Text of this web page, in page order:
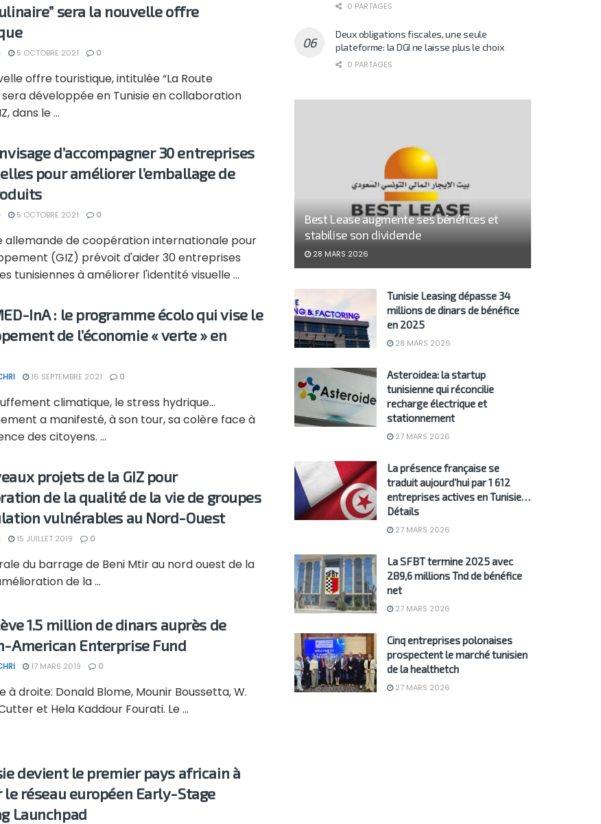
sera la nouvelle offre
5 OCTOBRE 2021 0
offre touristique, intitulée “La Route
sera développée en Tunisie en collaboration
dans le ...
d’accompagner 30 entreprises
pour améliorer l’emballage de
5 OCTOBRE 2021 0
allemande de coopération internationale pour
(GIZ) prévoit d'aider 30 entreprises
tunisiennes à améliorer l'identité visuelle ...
InA : le programme écolo qui vise le
de l’économie « verte » en
16 SEPTEMBRE 2021 0
climatique, le stress hydrique…
a manifesté, à son tour, sa colère face à
des citoyens. ...
projets de la GIZ pour
de la qualité de la vie de groupes
vulnérables au Nord-Ouest
15 JUILLET 2019 0
du barrage de Beni Mtir au nord ouest de la
de la ...
1.5 million de dinars auprès de
American Enterprise Fund
17 MARS 2019 0
à droite: Donald Blome, Mounir Boussetta, W.
et Hela Kaddour Fourati. Le ...
devient le premier pays africain à
réseau européen Early-Stage
Launchpad
0 PARTAGES
Deux obligations fiscales, une seule
plateforme: la DGI ne laisse plus le choix
0 PARTAGES
Best Lease augmente ses bénéfices et
stabilise son dividende
28 MARS 2026
Tunisie Leasing dépasse 34
millions de dinars de bénéfice
en 2025
28 MARS 2026
Asteroidea: la startup
tunisienne qui réconcilie
recharge électrique et
stationnement
27 MARS 2026
La présence française se
traduit aujourd’hui par 1 612
entreprises actives en Tunisie…
Détails
27 MARS 2026
La SFBT termine 2025 avec
289,6 millions Tnd de bénéfice
net
27 MARS 2026
Cinq entreprises polonaises
prospectent le marché tunisien
de la healthetch
27 MARS 2026